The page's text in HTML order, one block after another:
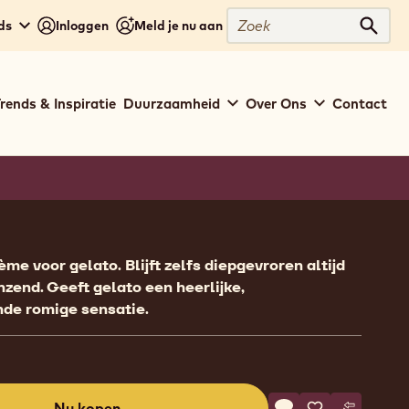
Inloggen Meld je nu aan
Zoek
Zoek
& Inspiratie Duurzaamheid Over Ons Contact
voor gelato. Blijft zelfs diepgevroren altijd
Geeft gelato een heerlijke,
romige sensatie.